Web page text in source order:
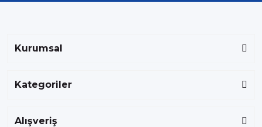
Kurumsal
Kategoriler
Alışveriş